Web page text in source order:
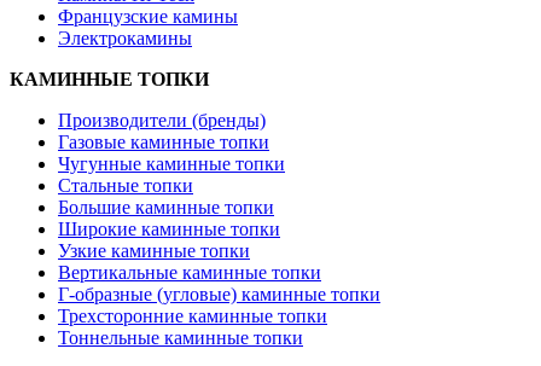
Французские камины
Электрокамины
КАМИННЫЕ ТОПКИ
Производители (бренды)
Газовые каминные топки
Чугунные каминные топки
Стальные топки
Большие каминные топки
Широкие каминные топки
Узкие каминные топки
Вертикальные каминные топки
Г-образные (угловые) каминные топки
Трехсторонние каминные топки
Тоннельные каминные топки